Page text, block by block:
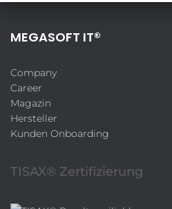
MEGASOFT IT®
Company
Career
Magazin
Hersteller
Kunden Onboarding
TISAX® Zertifizierung